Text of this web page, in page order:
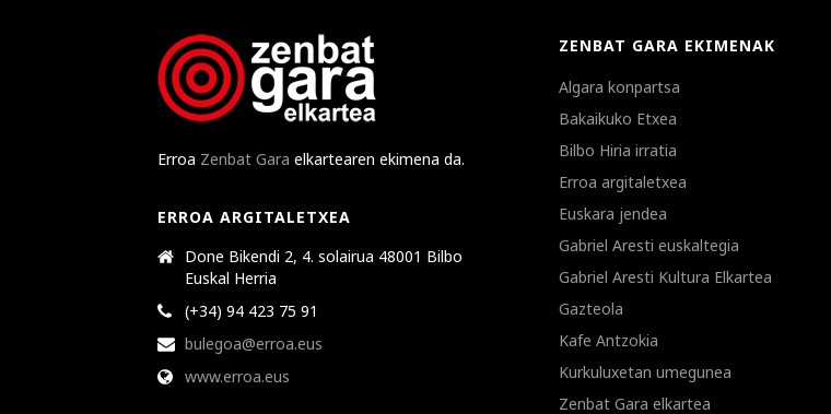
Erroa Zenbat Gara elkartearen ekimena da.
ERROA ARGITALETXEA
Done Bikendi 2, 4. solairua 48001 Bilbo
Euskal Herria
(+34) 94 423 75 91
bulegoa@erroa.eus
www.erroa.eus
ZENBAT GARA EKIMENAK
Algara konpartsa
Bakaikuko Etxea
Bilbo Hiria irratia
Erroa argitaletxea
Euskara jendea
Gabriel Aresti euskaltegia
Gabriel Aresti Kultura Elkartea
Gazteola
Kafe Antzokia
Kurkuluxetan umegunea
Zenbat Gara elkartea